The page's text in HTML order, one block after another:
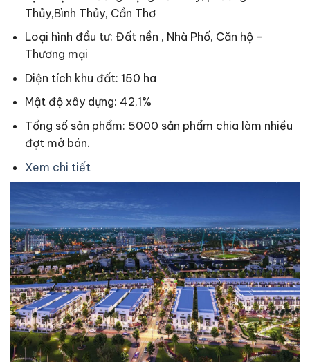
Thủy,Bình Thủy, Cần Thơ
Loại hình đầu tư: Đất nền , Nhà Phố, Căn hộ –
Thương mại
Diện tích khu đất: 150 ha
Mật độ xây dựng: 42,1%
Tổng số sản phẩm: 5000 sản phẩm chia làm nhiều
đợt mở bán.
Xem chi tiết